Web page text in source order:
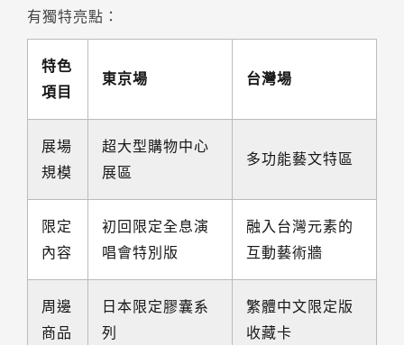
有獨特亮點：
特色
項目
東京場 台灣場
展場
規模
超大型購物中心
展區
多功能藝文特區
限定
內容
初回限定全息演
唱會特別版
融入台灣元素的
互動藝術牆
周邊
商品
日本限定膠囊系
列
繁體中文限定版
收藏卡